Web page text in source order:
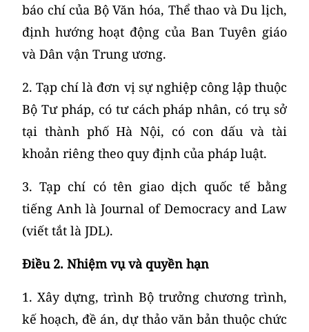
báo chí của Bộ Văn hóa, Thể thao và Du lịch,
định hướng hoạt động của Ban Tuyên giáo
và Dân vận Trung ương.
2. Tạp chí là đơn vị sự nghiệp công lập thuộc
Bộ Tư pháp, có tư cách pháp nhân, có trụ sở
tại thành phố Hà Nội, có con dấu và tài
khoản riêng theo quy định của pháp luật.
3. Tạp chí có tên giao dịch quốc tế bằng
tiếng Anh là Journal of Democracy and Law
(viết tắt là JDL).
Điều 2. Nhiệm vụ và quyền hạn
1. Xây dựng, trình Bộ trưởng chương trình,
kế hoạch, đề án, dự thảo văn bản thuộc chức